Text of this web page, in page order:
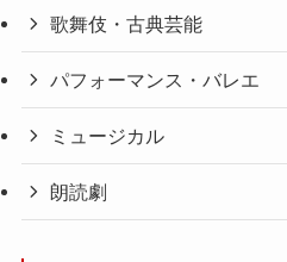
歌舞伎・古典芸能
パフォーマンス・バレエ
ミュージカル
朗読劇